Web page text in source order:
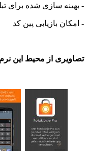
سازی شده برای تبلت ها
بازیابی پین کد
از محیط این نرم افزار: